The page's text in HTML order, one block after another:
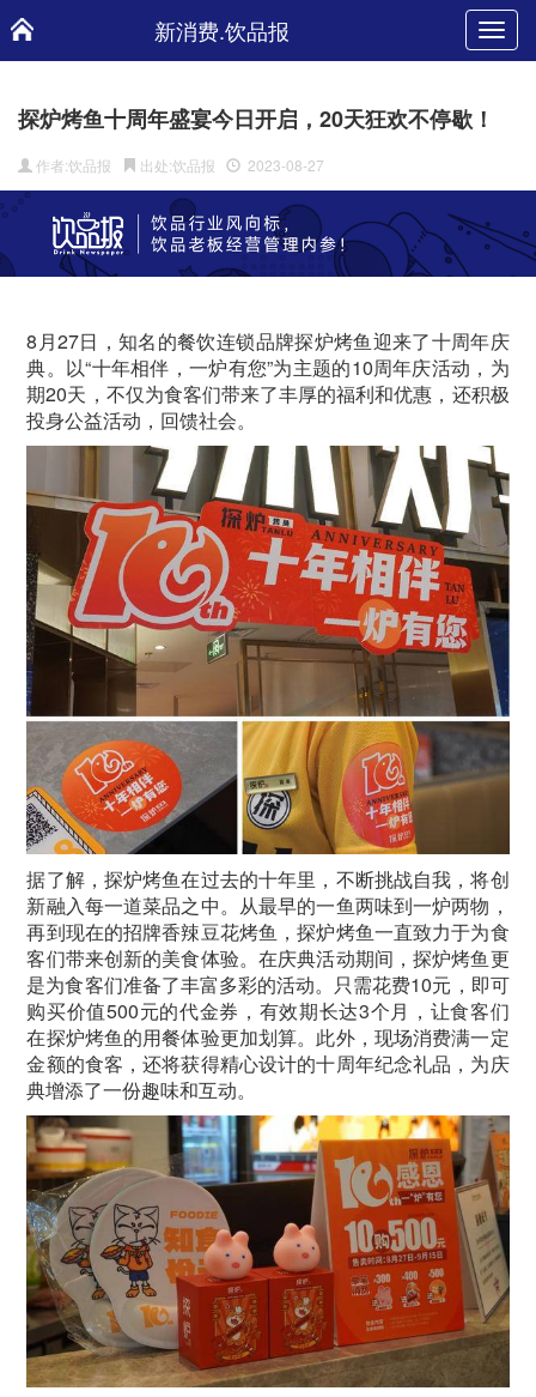
新消费.饮品报
探炉烤鱼十周年盛宴今日开启，20天狂欢不停歇！
作者:饮品报 出处:饮品报 2023-08-27
8月27日，知名的餐饮连锁品牌探炉烤鱼迎来了十周年庆
典。以“十年相伴，一炉有您”为主题的10周年庆活动，为
期20天，不仅为食客们带来了丰厚的福利和优惠，还积极
投身公益活动，回馈社会。
据了解，探炉烤鱼在过去的十年里，不断挑战自我，将创
新融入每一道菜品之中。从最早的一鱼两味到一炉两物，
再到现在的招牌香辣豆花烤鱼，探炉烤鱼一直致力于为食
客们带来创新的美食体验。在庆典活动期间，探炉烤鱼更
是为食客们准备了丰富多彩的活动。只需花费10元，即可
购买价值500元的代金券，有效期长达3个月，让食客们
在探炉烤鱼的用餐体验更加划算。此外，现场消费满一定
金额的食客，还将获得精心设计的十周年纪念礼品，为庆
典增添了一份趣味和互动。